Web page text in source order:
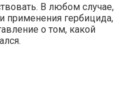
В любом случае,
применения гербицида,
о том, какой